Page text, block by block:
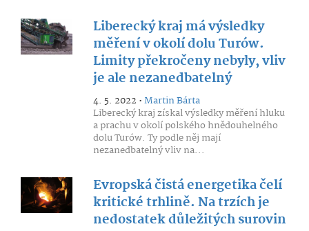
Liberecký kraj má výsledky
měření v okolí dolu Turów.
Limity překročeny nebyly, vliv
je ale nezanedbatelný
4. 5. 2022 •Martin Bárta
Liberecký kraj získal výsledky měření hluku
a prachu v okolí polského hnědouhelného
dolu Turów. Ty podle něj mají
nezanedbatelný vliv na...
Evropská čistá energetika čelí
kritické trhlině. Na trzích je
nedostatek důležitých surovin